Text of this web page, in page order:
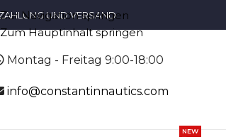
Zur Navigation springen
Zum Hauptinhalt springen
UND VERSAND
Montag - Freitag 9:00-18:00
info@constantinnautics.com
NEW